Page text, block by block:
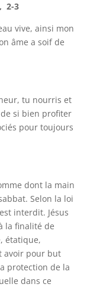
2-3
vive, ainsi mon
âme a soif de
tu nourris et
si bien profiter
pour toujours
dont la main
Selon la loi
interdit. Jésus
la finalité de
étatique,
avoir pour but
protection de la
dans ce